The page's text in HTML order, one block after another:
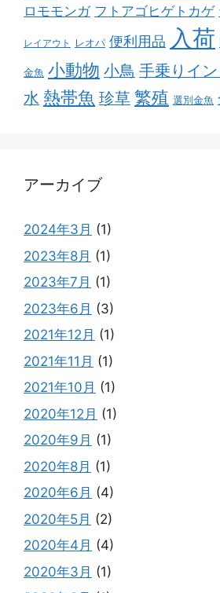
ロモモンガ フトアゴヒゲトカゲ
レイアウト レオパ 便利用品 入荷
金魚 小動物 小鳥 手乗りイン
水 熱帯魚 珍草 繁殖 選別金魚
アーカイブ
2024年3月 (1)
2023年8月 (1)
2023年7月 (1)
2023年6月 (3)
2021年12月 (1)
2021年11月 (1)
2021年10月 (1)
2020年12月 (1)
2020年9月 (1)
2020年8月 (1)
2020年6月 (4)
2020年5月 (2)
2020年4月 (4)
2020年3月 (1)